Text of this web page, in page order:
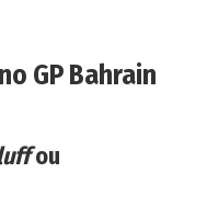
GP Bahrain
ou